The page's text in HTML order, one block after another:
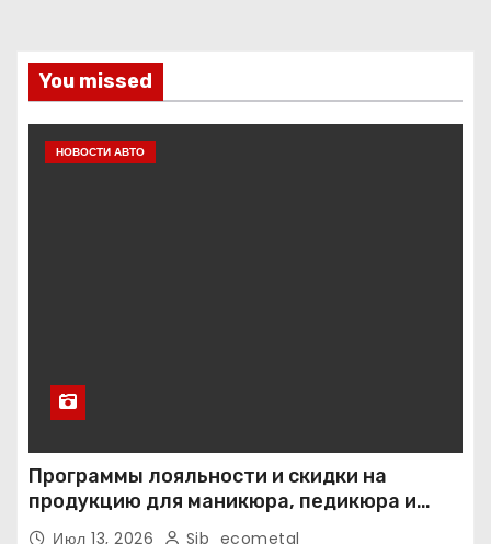
You missed
НОВОСТИ АВТО
Программы лояльности и скидки на
продукцию для маникюра, педикюра и
наращивания ресниц
Июл 13, 2026 Sib_ecometal